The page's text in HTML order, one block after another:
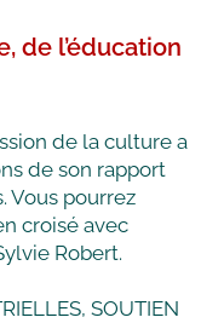
de l’éducation
de la culture a
de son rapport
Vous pourrez
croisé avec
Robert.
SOUTIEN